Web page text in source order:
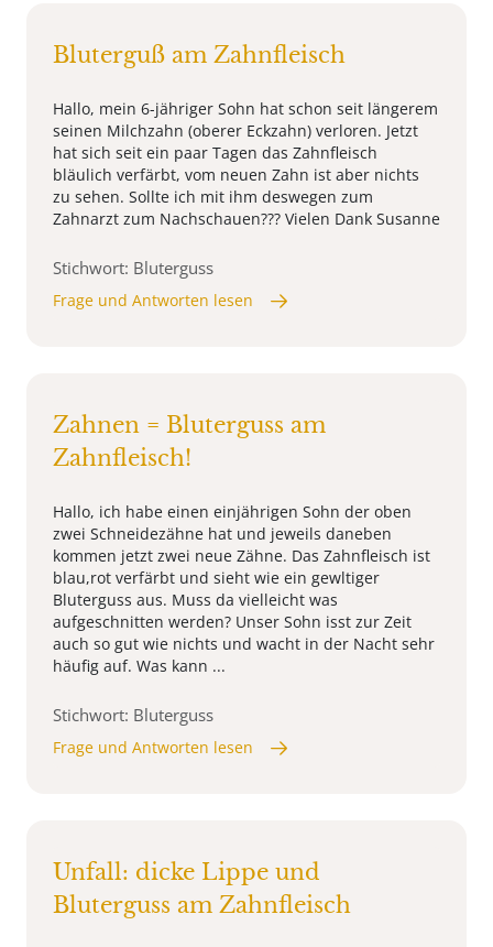
Bluterguß am Zahnfleisch
Hallo, mein 6-jähriger Sohn hat schon seit längerem
seinen Milchzahn (oberer Eckzahn) verloren. Jetzt
hat sich seit ein paar Tagen das Zahnfleisch
bläulich verfärbt, vom neuen Zahn ist aber nichts
zu sehen. Sollte ich mit ihm deswegen zum
Zahnarzt zum Nachschauen??? Vielen Dank Susanne
Stichwort: Bluterguss
Frage und Antworten lesen
Zahnen = Bluterguss am
Zahnfleisch!
Hallo, ich habe einen einjährigen Sohn der oben
zwei Schneidezähne hat und jeweils daneben
kommen jetzt zwei neue Zähne. Das Zahnfleisch ist
blau,rot verfärbt und sieht wie ein gewltiger
Bluterguss aus. Muss da vielleicht was
aufgeschnitten werden? Unser Sohn isst zur Zeit
auch so gut wie nichts und wacht in der Nacht sehr
häufig auf. Was kann ...
Stichwort: Bluterguss
Frage und Antworten lesen
Unfall: dicke Lippe und
Bluterguss am Zahnfleisch